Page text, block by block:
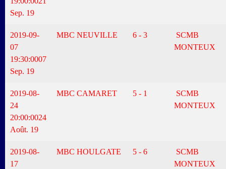
Sep. 19
2019-09-
07
19:30:0007
Sep. 19
MBC NEUVILLE 6 - 3
SCMB
MONTEUX
2019-08-
24
20:00:0024
Août. 19
MBC CAMARET 5 - 1
SCMB
MONTEUX
2019-08-
17
MBC HOULGATE 5 - 6
SCMB
MONTEUX